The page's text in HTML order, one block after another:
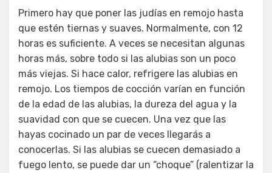
Primero hay que poner las judías en remojo hasta
que estén tiernas y suaves. Normalmente, con 12
horas es suficiente. A veces se necesitan algunas
horas más, sobre todo si las alubias son un poco
más viejas. Si hace calor, refrigere las alubias en
remojo. Los tiempos de cocción varían en función
de la edad de las alubias, la dureza del agua y la
suavidad con que se cuecen. Una vez que las
hayas cocinado un par de veces llegarás a
conocerlas. Si las alubias se cuecen demasiado a
fuego lento, se puede dar un “choque” (ralentizar la